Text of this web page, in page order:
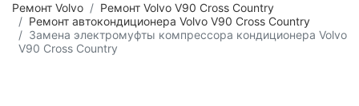
Ремонт Volvo
Ремонт Volvo V90 Cross Country
Ремонт автокондиционера Volvo V90 Cross Country
Замена электромуфты компрессора кондиционера Volvo
V90 Cross Country